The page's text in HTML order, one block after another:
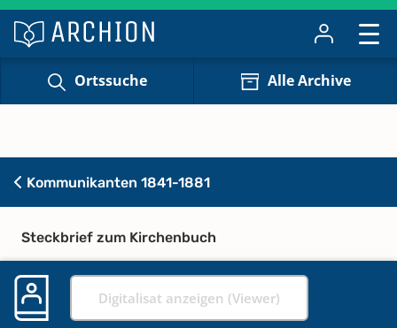
Ortssuche Alle Archive
Kommunikanten 1841-1881
Steckbrief zum Kirchenbuch
Digitalisat anzeigen (Viewer)